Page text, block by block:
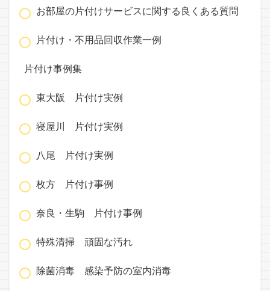
お部屋の片付けサービスに関する良くある質問
片付け・不用品回収作業一例
片付け事例集
東大阪 片付け実例
寝屋川 片付け実例
八尾 片付け実例
枚方 片付け事例
奈良・生駒 片付け事例
特殊清掃 頑固な汚れ
除菌消毒 感染予防の室内消毒